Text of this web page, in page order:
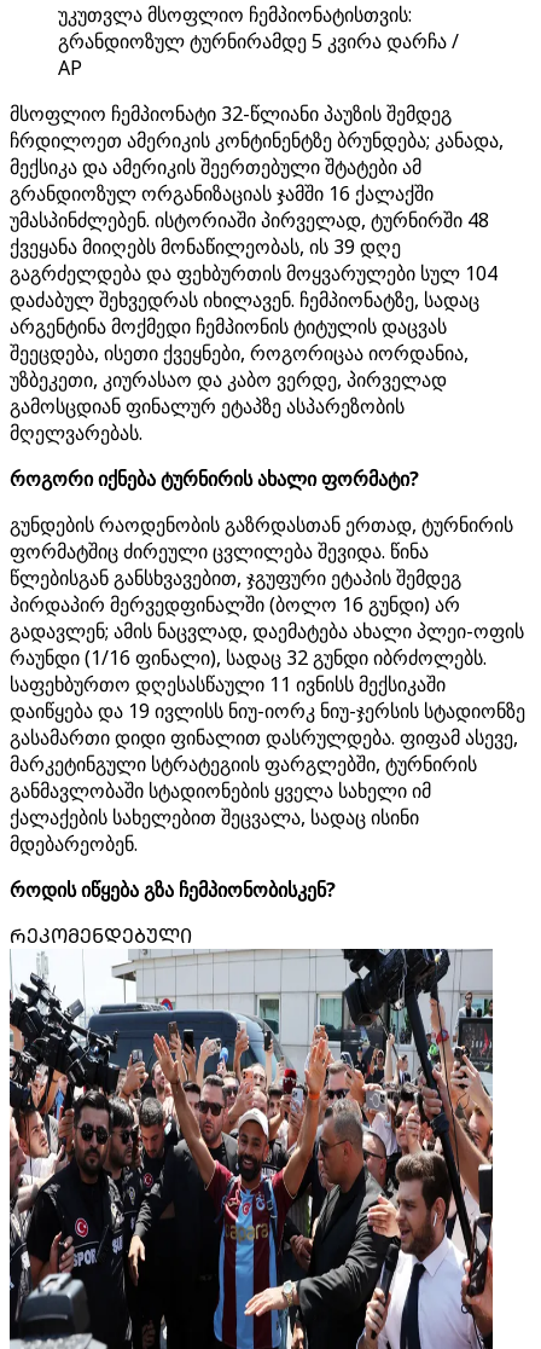
უკუთვლა მსოფლიო ჩემპიონატისთვის:
გრანდიოზულ ტურნირამდე 5 კვირა დარჩა /
AP
მსოფლიო ჩემპიონატი 32-წლიანი პაუზის შემდეგ
ჩრდილოეთ ამერიკის კონტინენტზე ბრუნდება; კანადა,
მექსიკა და ამერიკის შეერთებული შტატები ამ
გრანდიოზულ ორგანიზაციას ჯამში 16 ქალაქში
უმასპინძლებენ. ისტორიაში პირველად, ტურნირში 48
ქვეყანა მიიღებს მონაწილეობას, ის 39 დღე
გაგრძელდება და ფეხბურთის მოყვარულები სულ 104
დაძაბულ შეხვედრას იხილავენ. ჩემპიონატზე, სადაც
არგენტინა მოქმედი ჩემპიონის ტიტულის დაცვას
შეეცდება, ისეთი ქვეყნები, როგორიცაა იორდანია,
უზბეკეთი, კიურასაო და კაბო ვერდე, პირველად
გამოსცდიან ფინალურ ეტაპზე ასპარეზობის
მღელვარებას.
როგორი იქნება ტურნირის ახალი ფორმატი?
გუნდების რაოდენობის გაზრდასთან ერთად, ტურნირის
ფორმატშიც ძირეული ცვლილება შევიდა. წინა
წლებისგან განსხვავებით, ჯგუფური ეტაპის შემდეგ
პირდაპირ მერვედფინალში (ბოლო 16 გუნდი) არ
გადავლენ; ამის ნაცვლად, დაემატება ახალი პლეი-ოფის
რაუნდი (1/16 ფინალი), სადაც 32 გუნდი იბრძოლებს.
საფეხბურთო დღესასწაული 11 ივნისს მექსიკაში
დაიწყება და 19 ივლისს ნიუ-იორკ ნიუ-ჯერსის სტადიონზე
გასამართი დიდი ფინალით დასრულდება. ფიფამ ასევე,
მარკეტინგული სტრატეგიის ფარგლებში, ტურნირის
განმავლობაში სტადიონების ყველა სახელი იმ
ქალაქების სახელებით შეცვალა, სადაც ისინი
მდებარეობენ.
როდის იწყება გზა ჩემპიონობისკენ?
ᲠᲔᲙᲝᲛᲔᲜᲓᲔᲑᲣᲚᲘ